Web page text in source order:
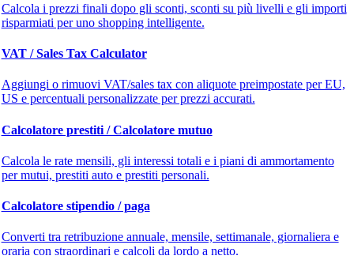
Calcola i prezzi finali dopo gli sconti, sconti su più livelli e gli importi
risparmiati per uno shopping intelligente.
VAT / Sales Tax Calculator
Aggiungi o rimuovi VAT/sales tax con aliquote preimpostate per EU,
US e percentuali personalizzate per prezzi accurati.
Calcolatore prestiti / Calcolatore mutuo
Calcola le rate mensili, gli interessi totali e i piani di ammortamento
per mutui, prestiti auto e prestiti personali.
Calcolatore stipendio / paga
Converti tra retribuzione annuale, mensile, settimanale, giornaliera e
oraria con straordinari e calcoli da lordo a netto.